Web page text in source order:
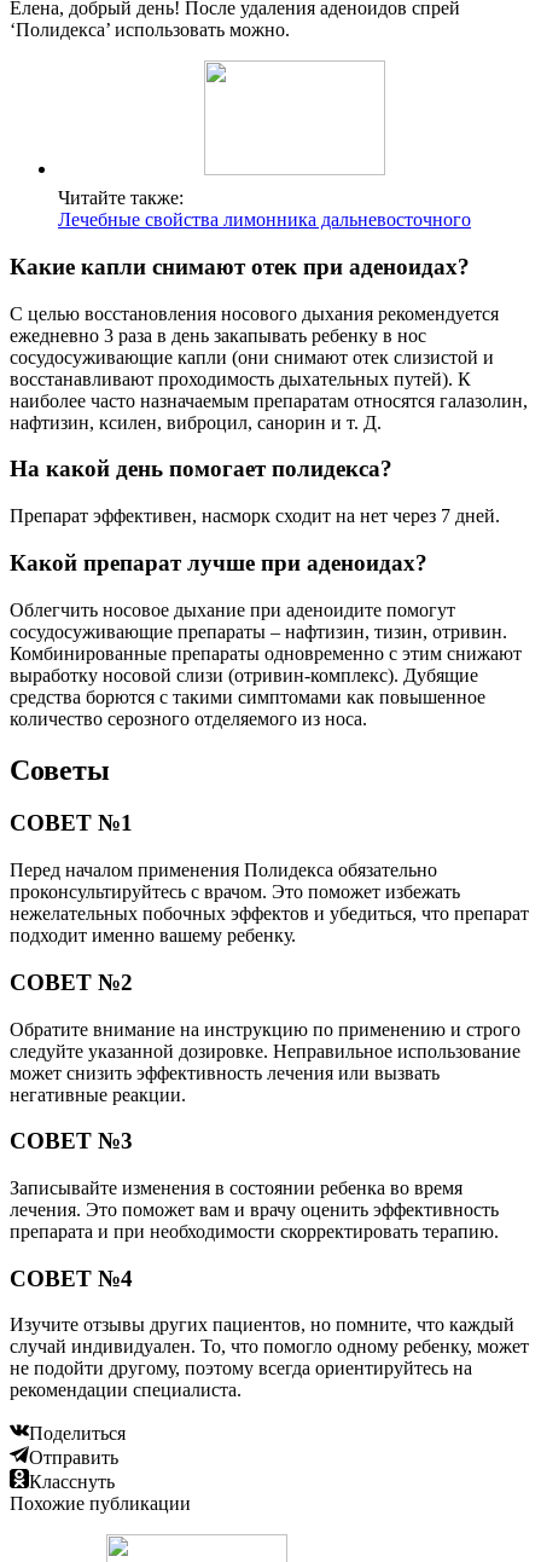
Елена, добрый день! После удаления аденоидов спрей
‘Полидекса’ использовать можно.
Читайте также:
Лечебные свойства лимонника дальневосточного
Какие капли снимают отек при аденоидах?
С целью восстановления носового дыхания рекомендуется
ежедневно 3 раза в день закапывать ребенку в нос
сосудосуживающие капли (они снимают отек слизистой и
восстанавливают проходимость дыхательных путей). К
наиболее часто назначаемым препаратам относятся галазолин,
нафтизин, ксилен, виброцил, санорин и т. Д.
На какой день помогает полидекса?
Препарат эффективен, насморк сходит на нет через 7 дней.
Какой препарат лучше при аденоидах?
Облегчить носовое дыхание при аденоидите помогут
сосудосуживающие препараты – нафтизин, тизин, отривин.
Комбинированные препараты одновременно с этим снижают
выработку носовой слизи (отривин-комплекс). Дубящие
средства борются с такими симптомами как повышенное
количество серозного отделяемого из носа.
Советы
СОВЕТ №1
Перед началом применения Полидекса обязательно
проконсультируйтесь с врачом. Это поможет избежать
нежелательных побочных эффектов и убедиться, что препарат
подходит именно вашему ребенку.
СОВЕТ №2
Обратите внимание на инструкцию по применению и строго
следуйте указанной дозировке. Неправильное использование
может снизить эффективность лечения или вызвать
негативные реакции.
СОВЕТ №3
Записывайте изменения в состоянии ребенка во время
лечения. Это поможет вам и врачу оценить эффективность
препарата и при необходимости скорректировать терапию.
СОВЕТ №4
Изучите отзывы других пациентов, но помните, что каждый
случай индивидуален. То, что помогло одному ребенку, может
не подойти другому, поэтому всегда ориентируйтесь на
рекомендации специалиста.
Поделиться
Отправить
Класснуть
Похожие публикации